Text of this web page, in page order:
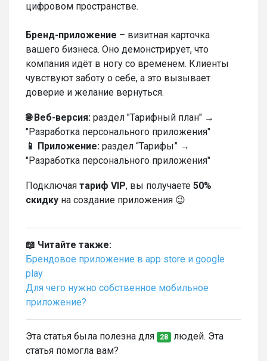
цифровом пространстве.
Бренд-приложение – визитная карточка
вашего бизнеса. Оно демонстрирует, что
компания идёт в ногу со временем. Клиенты
чувствуют заботу о себе, а это вызывает
доверие и желание вернуться.
🌐 Веб-версия: раздел "Тарифный план" →
"Разработка персонального приложения"
📱 Приложение: раздел “Тарифы” →
"Разработка персонального приложения"
Подключая тариф VIP, вы получаете 50%
скидку на создание приложения 😉
📖 Читайте также:
Брендовое приложение в app store и google
play
Для чего нужно собственное мобильное
приложение?
Эта статья была полезна для 28 людей. Эта
статья помогла вам?